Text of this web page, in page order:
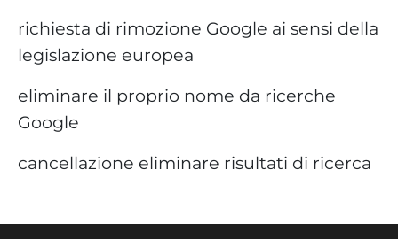
richiesta di rimozione Google ai sensi della
legislazione europea
eliminare il proprio nome da ricerche
Google
cancellazione eliminare risultati di ricerca